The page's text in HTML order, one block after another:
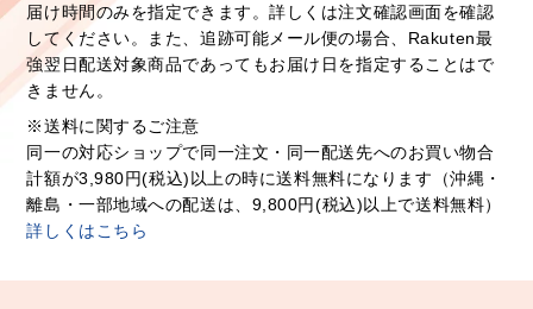
届け時間のみを指定できます。詳しくは注文確認画面を確認
してください。また、追跡可能メール便の場合、Rakuten最
強翌日配送対象商品であってもお届け日を指定することはで
きません。
※送料に関するご注意
同一の対応ショップで同一注文・同一配送先へのお買い物合
計額が3,980円(税込)以上の時に送料無料になります（沖縄・
離島・一部地域への配送は、9,800円(税込)以上で送料無料）
詳しくはこちら